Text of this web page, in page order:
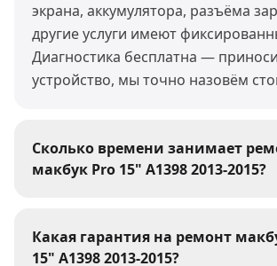
экрана, аккумулятора, разъёма
другие услуги имеют
Диагностика бесплатна —
устройство, мы точно назовём
Сколько времени занимает
макбук Pro 15" A1398 2013-2015?
2013-2015 мы выполняем за 30-60
Сложные работы (пайка,
Какая гарантия на ремонт
15" A1398 2013-2015?